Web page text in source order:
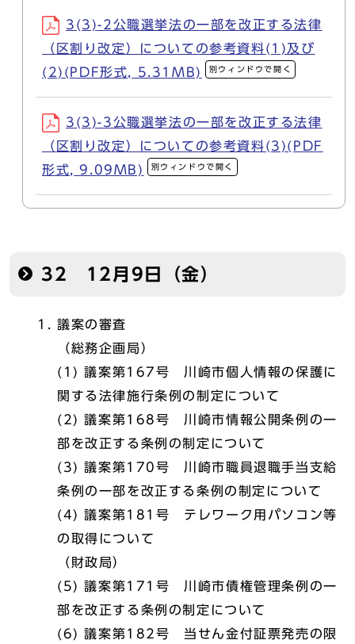
3(3)-2公職選挙法の一部を改正する法律
（区割り改定）についての参考資料(1)及び
(2)(PDF形式, 5.31MB)
別ウィンドウで開く
3(3)-3公職選挙法の一部を改正する法律
（区割り改定）についての参考資料(3)(PDF
形式, 9.09MB)
別ウィンドウで開く
32 12月9日（金）
議案の審査
（総務企画局）
(1) 議案第167号 川崎市個人情報の保護に
関する法律施行条例の制定について
(2) 議案第168号 川崎市情報公開条例の一
部を改正する条例の制定について
(3) 議案第170号 川崎市職員退職手当支給
条例の一部を改正する条例の制定について
(4) 議案第181号 テレワーク用パソコン等
の取得について
（財政局）
(5) 議案第171号 川崎市債権管理条例の一
部を改正する条例の制定について
(6) 議案第182号 当せん金付証票発売の限